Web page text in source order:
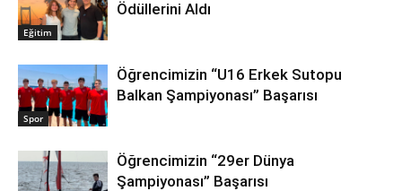
Eğitim
Ödüllerini Aldı
Spor
Öğrencimizin “U16 Erkek Sutopu
Balkan Şampiyonası” Başarısı
Öğrencimizin “29er Dünya
Şampiyonası” Başarısı